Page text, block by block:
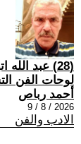
(28) عبد
لوحات الفن
أحمد رباص
2026 / 8 / 9
الادب والفن